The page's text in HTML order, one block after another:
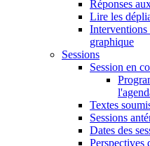
Réponses
Lire les
Interventions
graphique
Sessions
Session en
Textes
Sessions
Dates des
Perspectives